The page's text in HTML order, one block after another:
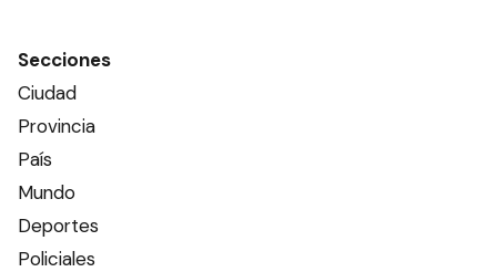
Secciones
Ciudad
Provincia
País
Mundo
Deportes
Policiales